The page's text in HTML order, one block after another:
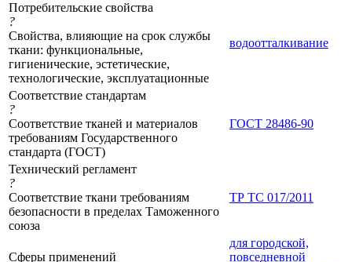
Потребительские свойства
?
Свойства, влияющие на срок службы
ткани: функциональные,
гигиенические, эстетические,
технологические, эксплуатационные
водоотталкивание
Соответствие стандартам
?
Соответствие тканей и материалов
требованиям Государственного
стандарта (ГОСТ)
ГОСТ 28486-90
Технический регламент
?
Соответствие ткани требованиям
безопасности в пределах Таможенного
союза
ТР ТС 017/2011
Сферы применений
для городской,
повседневной